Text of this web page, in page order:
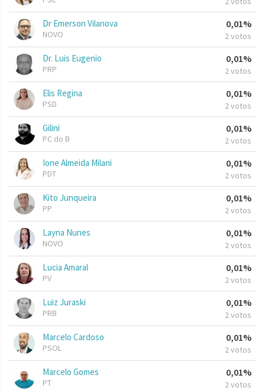
Dr Emerson Vilanova
NOVO
0,01%
2 votos
Dr. Luis Eugenio
PRP
0,01%
2 votos
Elis Regina
PSD
0,01%
2 votos
Gilini
PC do B
0,01%
2 votos
Ione Almeida Milani
PDT
0,01%
2 votos
Kito Junqueira
PP
0,01%
2 votos
Layna Nunes
NOVO
0,01%
2 votos
Lucia Amaral
PV
0,01%
2 votos
Luiz Juraski
PRB
0,01%
2 votos
Marcelo Cardoso
PSOL
0,01%
2 votos
Marcelo Gomes
PT
0,01%
2 votos